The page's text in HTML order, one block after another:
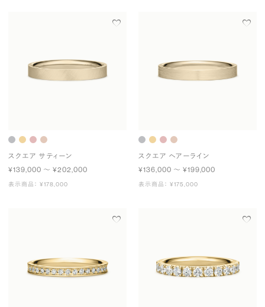
スクエア サティーン
¥139,000 〜 ¥202,000
表示商品： ¥178,000
スクエア ヘアーライン
¥136,000 〜 ¥199,000
表示商品： ¥175,000